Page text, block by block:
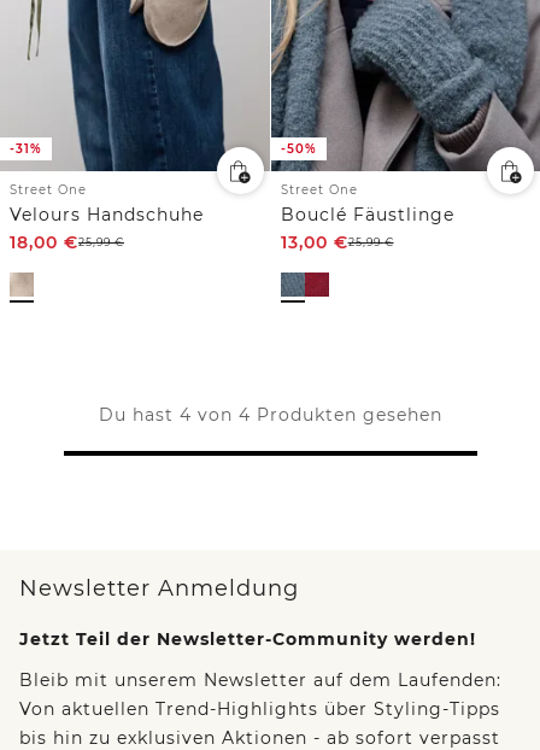
-31%
Street One
Velours Handschuhe
18,00 €25,99€
-50%
Street One
Bouclé Fäustlinge
13,00 €25,99€
Du hast 4 von 4 Produkten gesehen
Newsletter Anmeldung
Jetzt Teil der Newsletter-Community werden!
Bleib mit unserem Newsletter auf dem Laufenden:
Von aktuellen Trend-Highlights über Styling-Tipps
bis hin zu exklusiven Aktionen - ab sofort verpasst